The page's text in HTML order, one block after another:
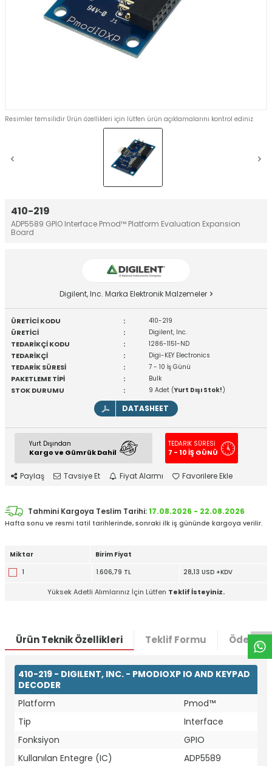
410-219
ADP5589 GPIO Interface Pmod™ Platform Evaluation Expansion
Board
Resimler temsilidir Ürün özellikleri için lütfen ürün açıklamalarını kontrol ediniz
Digilent, Inc. Marka Elektronik Malzemeler
ÜRETİCİ KODU : 410-219
ÜRETİCİ : Digilent, Inc.
TEDARİKÇİ KODU : 1286-1151-ND
TEDARİKÇİ : Digi-KEY Electronics
TEDARİK SÜRESİ : 7 - 10 İş Günü
PAKETLEME TİPİ : Bulk
STOK DURUMU : 9 Adet (Yurt Dışı Stok!)
DATASHEET
Yurt Dışından
Kargo ve Gümrük Dahil
TEDARİK SÜRESİ
7 - 10 İŞ GÜNÜ
Paylaş Tavsiye Et Fiyat Alarmı Favorilere Ekle
Tahmini Kargoya Teslim Tarihi:17.08.2026 - 22.08.2026
Hafta sonu ve resmi tatil tarihlerinde, sonraki ilk iş gününde kargoya verilir.
Miktar
Birim Fiyat
1
1.606,79 TL 28,13 USD +KDV
Yüksek Adetli Alımlarınız İçin Lütfen Teklif İsteyiniz.
Ürün Teknik Özellikleri Teklif Formu Ödeme
410-219 - DIGILENT, INC. - PMODIOXP IO AND KEYPAD
DECODER
Platform
Pmod™
Tip
Interface
Fonksiyon
GPIO
Kullanılan Entegre (IC)
ADP5589